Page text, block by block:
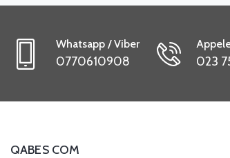
Whatsapp / Viber
0770610908 023
QABES COM